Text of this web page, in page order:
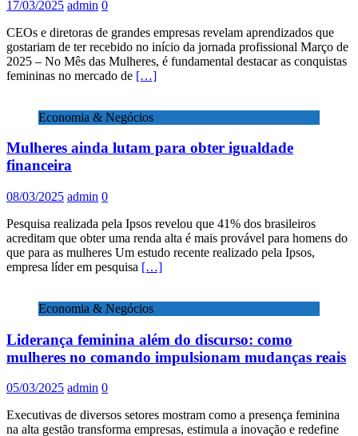
17/03/2025 admin 0
CEOs e diretoras de grandes empresas revelam aprendizados que
gostariam de ter recebido no início da jornada profissional Março de
2025 – No Mês das Mulheres, é fundamental destacar as conquistas
femininas no mercado de […]
Economia & Negócios
Mulheres ainda lutam para obter igualdade
financeira
08/03/2025 admin 0
Pesquisa realizada pela Ipsos revelou que 41% dos brasileiros
acreditam que obter uma renda alta é mais provável para homens do
que para as mulheres Um estudo recente realizado pela Ipsos,
empresa líder em pesquisa […]
Economia & Negócios
Liderança feminina além do discurso: como
mulheres no comando impulsionam mudanças reais
05/03/2025 admin 0
Executivas de diversos setores mostram como a presença feminina
na alta gestão transforma empresas, estimula a inovação e redefine